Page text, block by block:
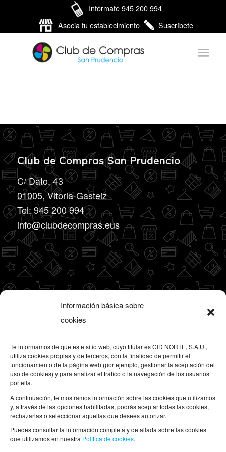
Información básica sobre
cookies
Te informamos de que este sitio web, cuyo titular es CID NORTE, S.A.U.,
utiliza cookies propias y de terceros, con la finalidad de permitir el
funcionamiento de la página web (por ejemplo, gestionar la aceptación del
uso de cookies) y para analizar el tráfico o la navegación de los usuarios
por ella.
A continuación, te mostramos información sobre las cookies que utilizamos
y, a través de las opciones habilitadas, podrás aceptar todas las cookies,
rechazarlas o seleccionar aquellas que desees autorizar.
Puedes consultar la información completa y detallada sobre las cookies
que utilizamos en nuestra Política de cookies.
Infórmate 945 200 994
Asocia tu establecimiento
Suscríbete
Club de Compras San Prudencio
C/ Dato, 43
01005, Vitoria-Gasteiz
Tel: 945 200 994
info@clubdecompras.eus
Horario
– De lunes a jueves de 8:00h a 14h y de 15h a
– Viernes de 8h a 18h
Otros enlaces
Aviso legal